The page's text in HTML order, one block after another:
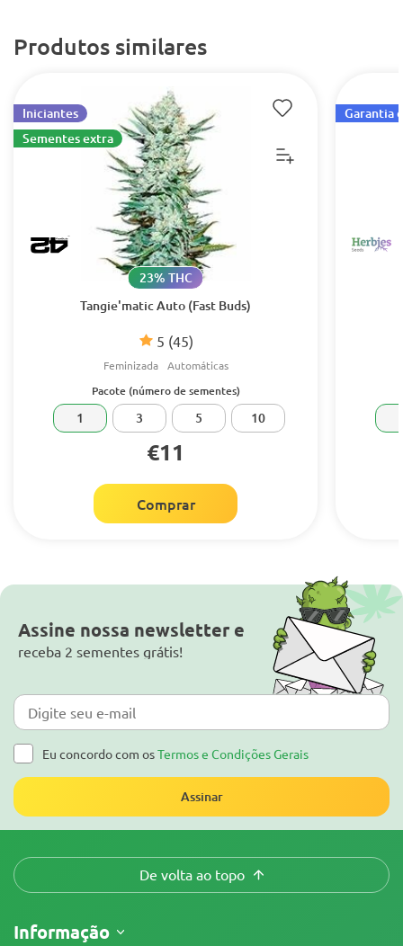
Produtos similares
Tangie'matic Auto (Fast Buds)
5 (45)
23% THC
Feminizada Automáticas
Iniciantes
Sementes extra
Pacote (número de sementes)
1 3 5 10
€11
Comprar
Garantia
Assine nossa newsletter e
receba 2 sementes grátis!
Eu concordo com osTermos e Condições Gerais
Assinar
De volta ao topo
Informação